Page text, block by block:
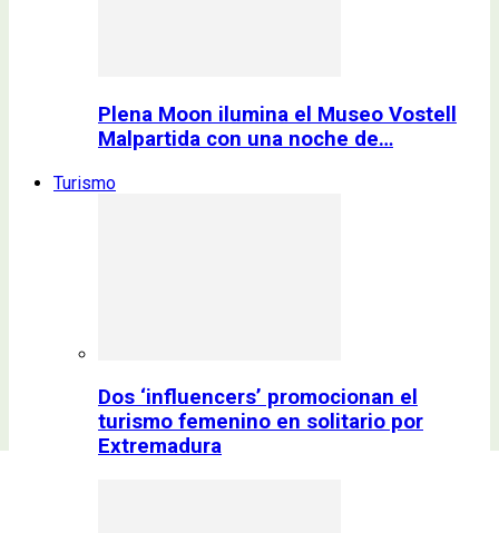
Plena Moon ilumina el Museo Vostell
Malpartida con una noche de…
Turismo
Dos ‘influencers’ promocionan el
turismo femenino en solitario por
Extremadura